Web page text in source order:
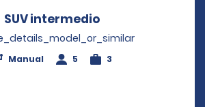
SUV intermedio
Manual 5 3